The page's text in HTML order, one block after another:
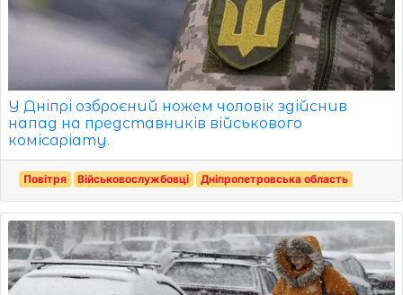
У Дніпрі озброєний ножем чоловік здійснив
напад на представників військового
комісаріату.
Повітря Військовослужбовці Дніпропетровська область